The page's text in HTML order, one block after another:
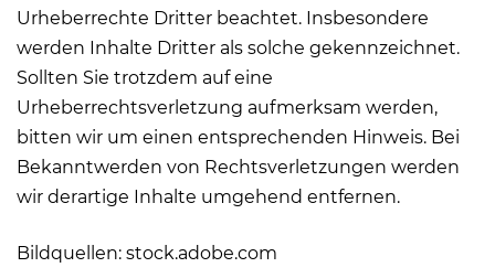
Urheberrechte Dritter beachtet. Insbesondere
werden Inhalte Dritter als solche gekennzeichnet.
Sollten Sie trotzdem auf eine
Urheberrechtsverletzung aufmerksam werden,
bitten wir um einen entsprechenden Hinweis. Bei
Bekanntwerden von Rechtsverletzungen werden
wir derartige Inhalte umgehend entfernen.
Bildquellen: stock.adobe.com